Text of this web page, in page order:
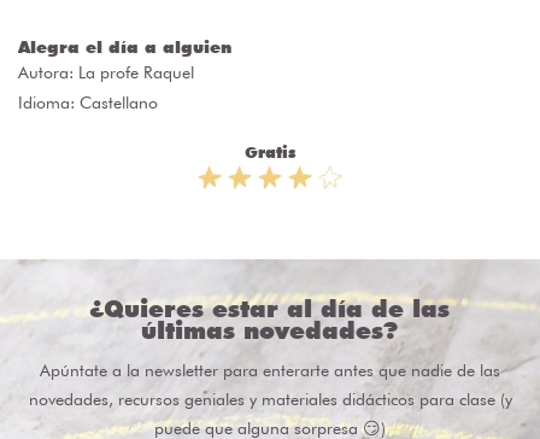
Alegra el día a alguien
Autora: La profe Raquel
Idioma: Castellano
Gratis
¿Quieres estar al día de las
últimas novedades?
Apúntate a la newsletter para enterarte antes que nadie de las
novedades, recursos geniales y materiales didácticos para clase (y
puede que alguna sorpresa 😏)